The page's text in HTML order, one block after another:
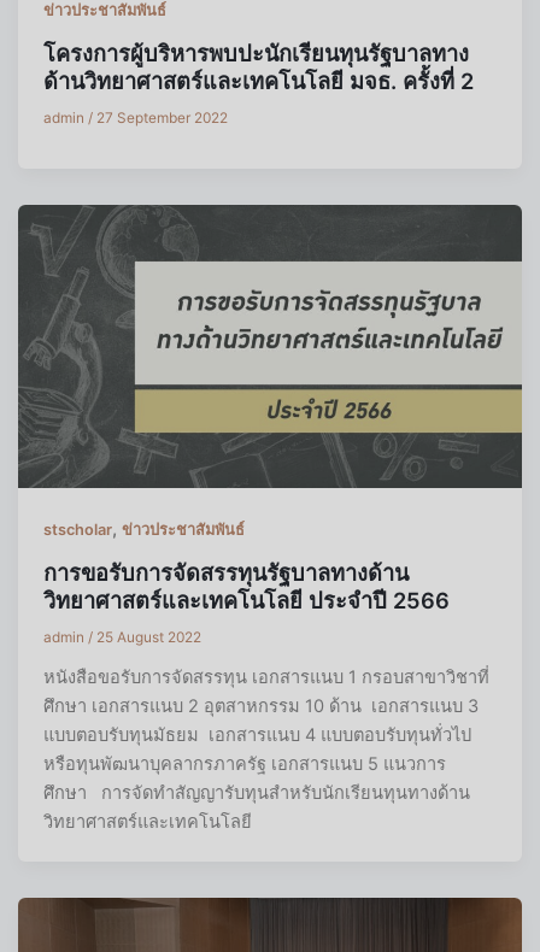
ข่าวประชาสัมพันธ์
โครงการผู้บริหารพบปะนักเรียนทุนรัฐบาลทาง
ด้านวิทยาศาสตร์และเทคโนโลยี มจธ. ครั้งที่ 2
admin / 27 September 2022
stscholar,ข่าวประชาสัมพันธ์
การขอรับการจัดสรรทุนรัฐบาลทางด้าน
วิทยาศาสตร์และเทคโนโลยี ประจำปี 2566
admin / 25 August 2022
หนังสือขอรับการจัดสรรทุน เอกสารแนบ 1 กรอบสาขาวิชาที่
ศึกษา เอกสารแนบ 2 อุตสาหกรรม 10 ด้าน เอกสารแนบ 3
แบบตอบรับทุนมัธยม เอกสารแนบ 4 แบบตอบรับทุนทั่วไป
หรือทุนพัฒนาบุคลากรภาครัฐ เอกสารแนบ 5 แนวการ
ศึกษา การจัดทำสัญญารับทุนสำหรับนักเรียนทุนทางด้าน
วิทยาศาสตร์และเทคโนโลยี